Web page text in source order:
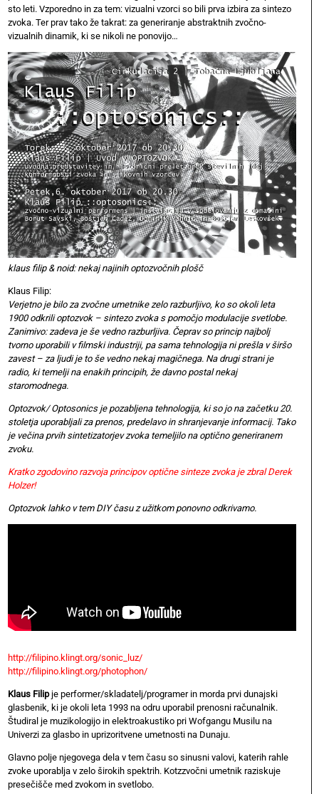
sto leti. Vzporedno in za tem: vizualni vzorci so bili prva izbira za sintezo
zvoka. Ter prav tako že takrat: za generiranje abstraktnih zvočno-
vizualnih dinamik, ki se nikoli ne ponovijo…
klaus filip & noid: nekaj najinih optozvočnih plošč
Klaus Filip:
Verjetno je bilo za zvočne umetnike zelo razburljivo, ko so okoli leta
1900 odkrili optozvok – sintezo zvoka s pomočjo modulacije svetlobe.
Zanimivo: zadeva je še vedno razburljiva. Čeprav so princip najbolj
tvorno uporabili v filmski industriji, pa sama tehnologija ni prešla v širšo
zavest – za ljudi je to še vedno nekaj magičnega. Na drugi strani je
radio, ki temelji na enakih principih, že davno postal nekaj
staromodnega.
Optozvok/ Optosonics je pozabljena tehnologija, ki so jo na začetku 20.
stoletja uporabljali za prenos, predelavo in shranjevanje informacij. Tako
je večina prvih sintetizatorjev zvoka temeljilo na optično generiranem
zvoku.
Kratko zgodovino razvoja principov optične sinteze zvoka je zbral Derek
Holzer!
Optozvok lahko v tem DIY času z užitkom ponovno odkrivamo.
http://filipino.klingt.org/sonic_luz/
http://filipino.klingt.org/photophon/
Klaus Filipje performer/skladatelj/programer in morda prvi dunajski
glasbenik, ki je okoli leta 1993 na odru uporabil prenosni računalnik.
Študiral je muzikologijo in elektroakustiko pri Wofgangu Musilu na
Univerzi za glasbo in uprizoritvene umetnosti na Dunaju.
Glavno polje njegovega dela v tem času so sinusni valovi, katerih rahle
zvoke uporablja v zelo širokih spektrih. Kotzzvočni umetnik raziskuje
presečišče med zvokom in svetlobo.